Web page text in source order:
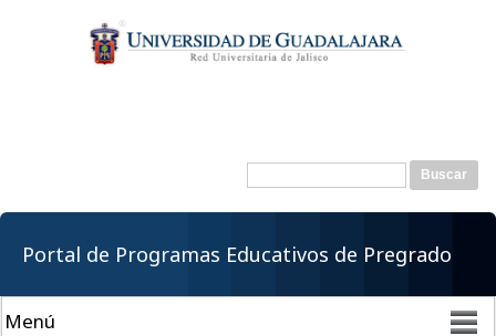
contenido
principal
Formulario de
Buscar
Portal de Programas Educativos de Pregrado